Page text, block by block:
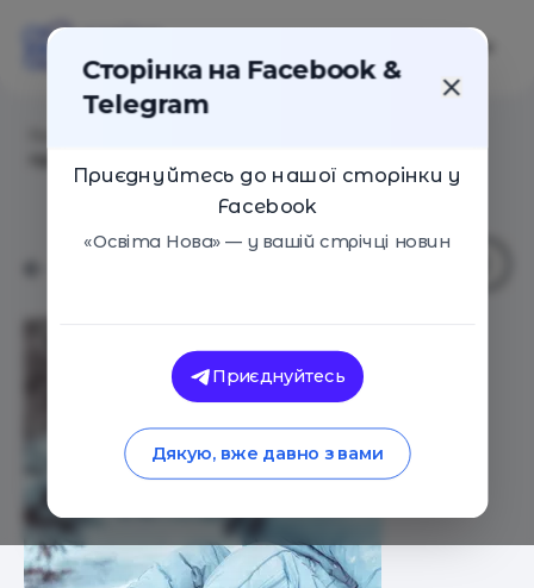
Сторінка на Facebook &
Telegram
Приєднуйтесь до нашої сторінки у
Facebook
«Освіта Нова» — у вашій стрічці новин
Приєднуйтесь
Дякую, вже давно з вами